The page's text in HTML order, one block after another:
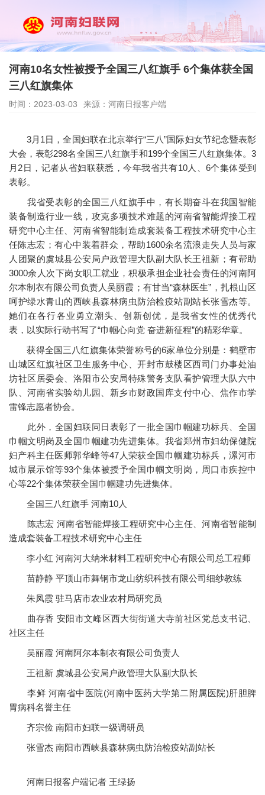
河南10名女性被授予全国三八红旗手 6个集体获全国
三八红旗集体
时间：2023-03-03 来源：河南日报客户端
3月1日，全国妇联在北京举行“三八”国际妇女节纪念暨表彰
大会，表彰298名全国三八红旗手和199个全国三八红旗集体。3
月2日，记者从省妇联获悉，今年我省共有10人、6个集体受到
表彰。
我省受表彰的全国三八红旗手中，有长期奋斗在我国智能
装备制造行业一线，攻克多项技术难题的河南省智能焊接工程
研究中心主任、河南省智能制造成套装备工程技术研究中心主
任陈志宏；有心中装着群众，帮助1600余名流浪走失人员与家
人团聚的虞城县公安局户政管理大队副大队长王祖新；有帮助
3000余人次下岗女职工就业，积极承担企业社会责任的河南阿
尔本制衣有限公司负责人吴丽霞；有甘当“森林医生”，扎根山区
呵护绿水青山的西峡县森林病虫防治检疫站副站长张雪杰等。
她们在各行各业勇立潮头、创新创优，是我省女性的优秀代
表，以实际行动书写了“巾帼心向党 奋进新征程”的精彩华章。
获得全国三八红旗集体荣誉称号的6家单位分别是：鹤壁市
山城区红旗社区卫生服务中心、开封市鼓楼区西司门办事处油
坊社区居委会、洛阳市公安局特殊警务支队看护管理大队六中
队、河南省实验幼儿园、新乡市财政国库支付中心、焦作市学
雷锋志愿者协会。
此外，全国妇联同日表彰了一批全国巾帼建功标兵、全国
巾帼文明岗及全国巾帼建功先进集体。我省郑州市妇幼保健院
妇产科主任医师郭华峰等47人荣获全国巾帼建功标兵，漯河市
城市展示馆等93个集体被授予全国巾帼文明岗，周口市疾控中
心等22个集体荣获全国巾帼建功先进集体。
全国三八红旗手 河南10人
陈志宏 河南省智能焊接工程研究中心主任、河南省智能制
造成套装备工程技术研究中心主任
李小红 河南河大纳米材料工程研究中心有限公司总工程师
苗静静 平顶山市舞钢市龙山纺织科技有限公司细纱教练
朱凤霞 驻马店市农业农村局研究员
曲存香 安阳市文峰区西大街街道大寺前社区党总支书记、
社区主任
吴丽霞 河南阿尔本制衣有限公司负责人
王祖新 虞城县公安局户政管理大队副大队长
李鲜 河南省中医院(河南中医药大学第二附属医院)肝胆脾
胃病科名誉主任
齐宗俭 南阳市妇联一级调研员
张雪杰 南阳市西峡县森林病虫防治检疫站副站长
河南日报客户端记者 王绿扬